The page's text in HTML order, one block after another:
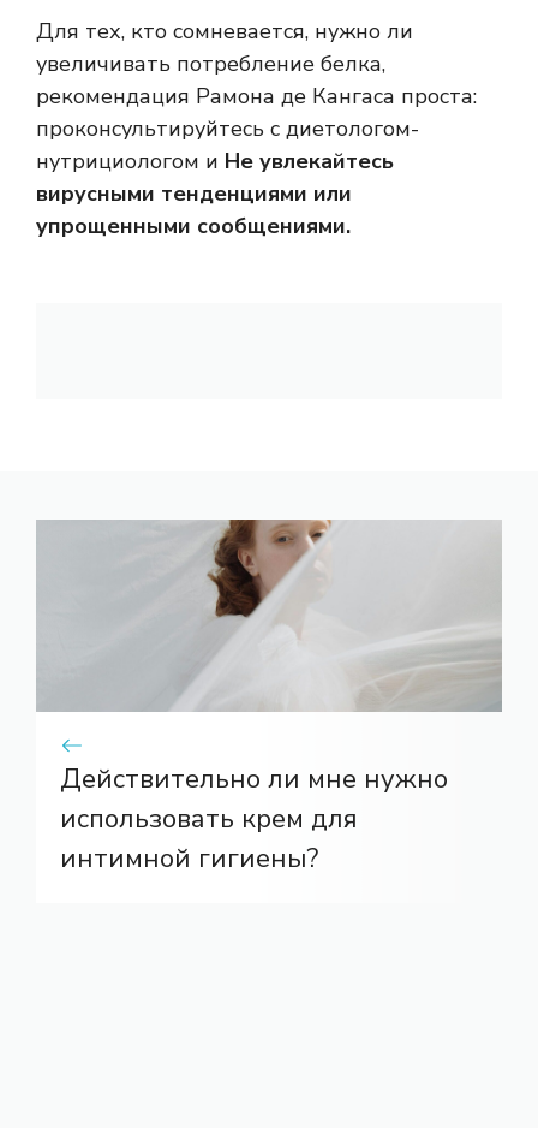
Для тех, кто сомневается, нужно ли
увеличивать потребление белка,
рекомендация Рамона де Кангаса проста:
проконсультируйтесь с диетологом-
нутрициологом и Не увлекайтесь
вирусными тенденциями или
упрощенными сообщениями.
Действительно ли мне нужно
использовать крем для
интимной гигиены?